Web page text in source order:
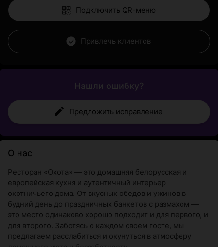
Подключить QR-меню
Привлечь клиентов
Нашли ошибку?
Предложить исправление
О нас
Ресторан «Охота» — это домашняя белорусская и
европейская кухня и аутентичный интерьер
охотничьего дома. От вкусных обедов и ужинов в
будний день до праздничных банкетов с размахом —
это место одинаково хорошо подходит и для первого, и
для второго. Заботясь о каждом своем госте, мы
предлагаем расслабиться и окунуться в атмосферу